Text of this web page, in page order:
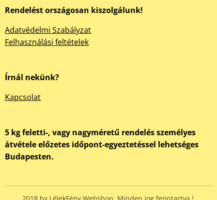
Rendelést országosan kiszolgálunk!
Adatvédelmi Szabályzat
Felhasználási feltételek
Írnál nekünk?
Kapcsolat
5 kg feletti-, vagy nagyméretű rendelés személyes
átvétele előzetes időpont-egyeztetéssel lehetséges
Budapesten.